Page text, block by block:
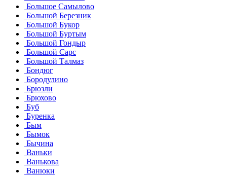
Большое Самылово
Большой Березник
Большой Букор
Большой Буртым
Большой Гондыр
Большой Сарс
Большой Талмаз
Бондюг
Бородулино
Брюзли
Брюхово
Буб
Буренка
Бым
Бымок
Бычина
Ваньки
Ванькова
Ванюки